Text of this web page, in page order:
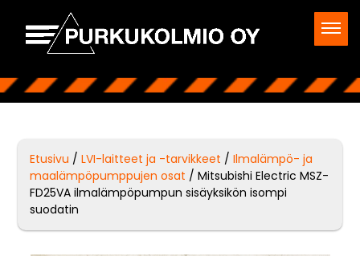
Etusivu /LVI-laitteet ja -tarvikkeet /Ilmalämpö- ja
maalämpöpumppujen osat / Mitsubishi Electric MSZ-
FD25VA ilmalämpöpumpun sisäyksikön isompi
suodatin